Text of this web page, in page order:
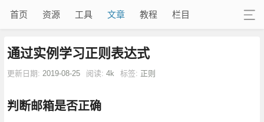
首页 资源 工具 文章 教程 栏目
通过实例学习正则表达式
更新日期: 2019-08-25 阅读: 4k 标签: 正则
判断邮箱是否正确